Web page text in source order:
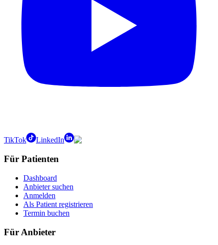
TikTok LinkedIn
Für Patienten
Dashboard
Anbieter suchen
Anmelden
Als Patient registrieren
Termin buchen
Für Anbieter